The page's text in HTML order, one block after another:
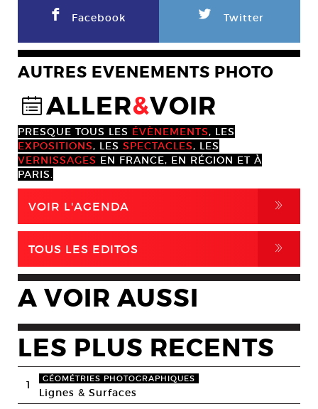
F Facebook L Twitter
AUTRES EVENEMENTS PHOTO
@ALLER&VOIR
PRESQUE TOUS LES ÉVÈNEMENTS, LES
EXPOSITIONS, LES SPECTACLES, LES
VERNISSAGES EN FRANCE, EN RÉGION ET À
PARIS.
VOIR L'AGENDA ,
TOUS LES EDITOS ,
A VOIR AUSSI
LES PLUS RECENTS
1 GÉOMÉTRIES PHOTOGRAPHIQUES
Lignes & Surfaces